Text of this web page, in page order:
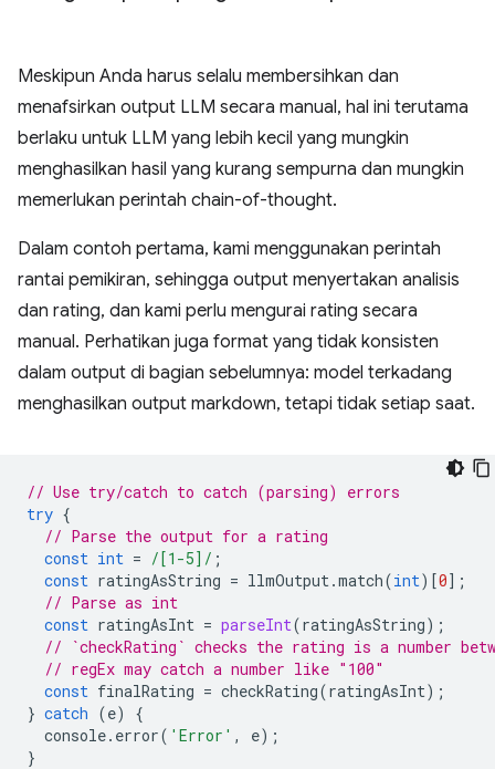
Meskipun Anda harus selalu membersihkan dan
menafsirkan output LLM secara manual, hal ini terutama
berlaku untuk LLM yang lebih kecil yang mungkin
menghasilkan hasil yang kurang sempurna dan mungkin
memerlukan perintah chain-of-thought.
Dalam contoh pertama, kami menggunakan perintah
rantai pemikiran, sehingga output menyertakan analisis
dan rating, dan kami perlu mengurai rating secara
manual. Perhatikan juga format yang tidak konsisten
dalam output di bagian sebelumnya: model terkadang
menghasilkan output markdown, tetapi tidak setiap saat.
// Use try/catch to catch (parsing) errors
try {
// Parse the output for a rating
const int = /[1-5]/ ;
const ratingAsString = llmOutput.match(int)[0];
// Parse as int
const ratingAsInt = parseInt(ratingAsString);
// `checkRating` checks the rating is a number
// regEx may catch a number like "100"
const finalRating = checkRating(ratingAsInt);
} catch (e)
{
console. error( 'Error' , e);
}